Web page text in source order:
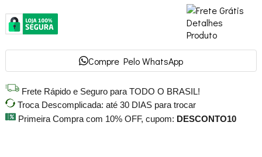
Compre Pelo WhatsApp
Frete Rápido e Seguro para TODO O BRASIL!
Troca Descomplicada: até 30 DIAS para trocar
Primeira Compra com 10% OFF, cupom: DESCONTO10